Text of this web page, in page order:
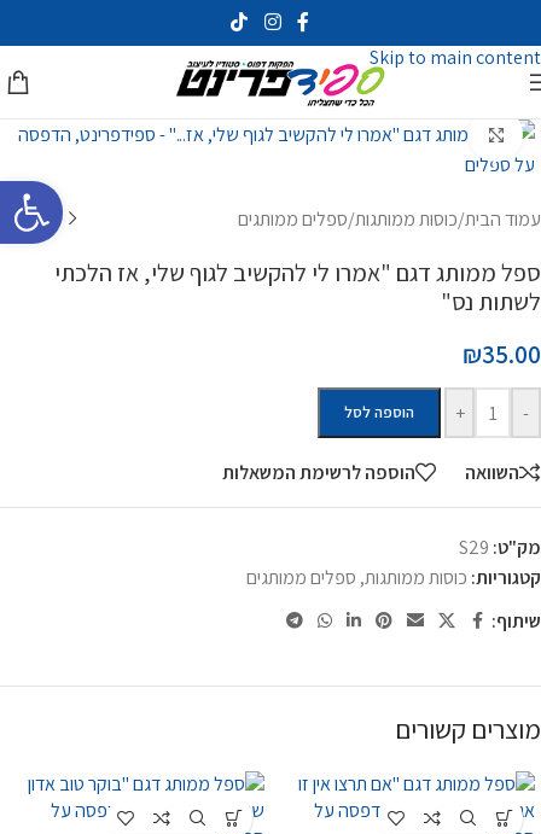
פתח
Skip to main content
לחץ להגדלה
עמוד הבית/כוסות ממותגות/ספלים ממותגים
ספל ממותג דגם "אמרו לי להקשיב לגוף שלי, אז הלכתי
לשתות נס"
₪35.00
-
+ הוספה לסל
השוואה הוספה לרשימת המשאלות
מק"ט: S29
קטגוריות: כוסות ממותגות, ספלים ממותגים
שיתוף:
מוצרים קשורים